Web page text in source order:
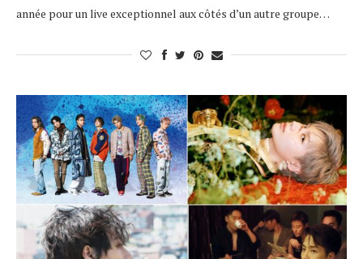
année pour un live exceptionnel aux côtés d’un autre groupe…